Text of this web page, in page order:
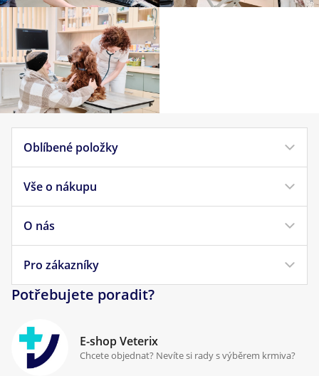
Oblíbené položky
Krmivo pro psy
Krmivo pro kočky
Veterinární diety
Pamlsky pro psy
Vše o nákupu
Doprava a platba
Obchodní podmínky
Reklamace a vrácení
Cookies a podmínky používání
O nás
Náš příběh
Pro zákazníky
Klinika Prostějov
Poradna
Potřebujete poradit?
E-shop Veterix
Chcete objednat? Nevíte si rady s výběrem krmiva?